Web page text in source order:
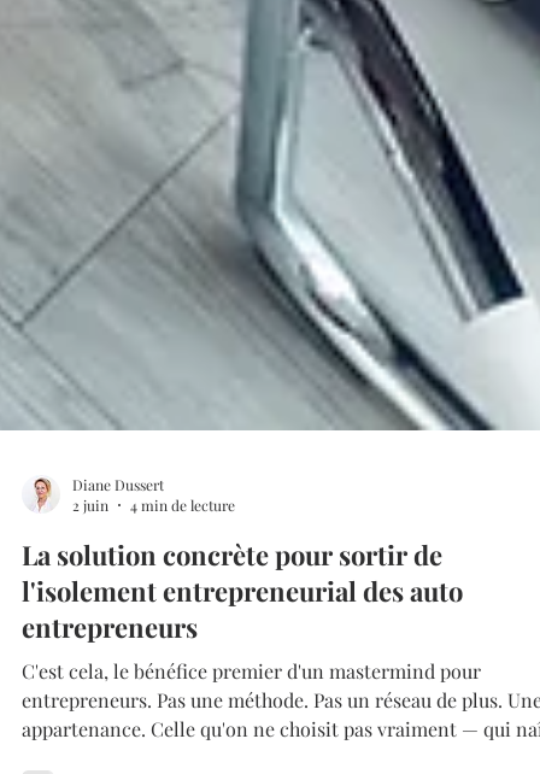
Diane Dussert
2 juin
4 min de lecture
La solution concrète pour sortir de
l'isolement entrepreneurial des auto
entrepreneurs
C'est cela, le bénéfice premier d'un mastermind pour
entrepreneurs. Pas une méthode. Pas un réseau de plus. Une